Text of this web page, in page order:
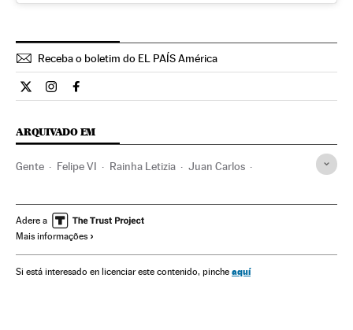
Receba o boletim do EL PAÍS América
Estilo El País Brasil en Twitter
Estilo El País Brasil en Instagram
Estilo El País Brasil en Facebook
ARQUIVADO EM
Gente Felipe VI Rainha Letizia Juan Carlos
Kate Middleton Carlos de Inglaterra
Camilla Parker Bowles
Adere a
Mais informações
Si está interesado en licenciar este contenido, pinche aquí